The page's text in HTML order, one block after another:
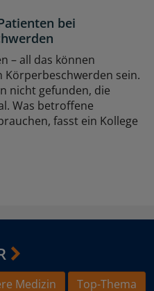
bei
– all das können
Körperbeschwerden sein.
nicht gefunden, die
Was betroffene
fasst ein Kollege
Medizin
Top-Thema